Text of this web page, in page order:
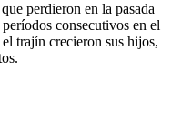
perdieron en la pasada
consecutivos en el
trajín crecieron sus hijos,